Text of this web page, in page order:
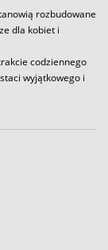
rozbudowane
dla kobiet i
codziennego
wyjątkowego i